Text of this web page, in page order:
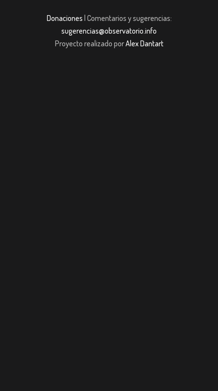
Donaciones | Comentarios y sugerencias:
sugerencias@observatorio.info
Proyecto realizado porAlex Dantart